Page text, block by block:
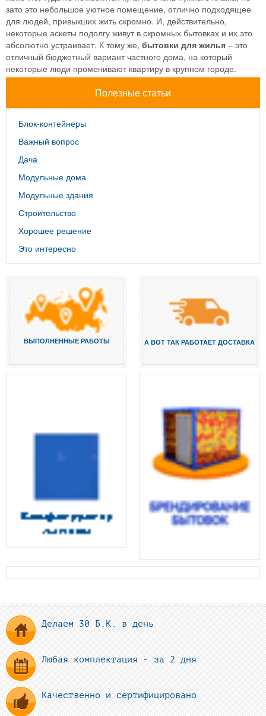
зато это небольшое уютное помещение, отлично подходящее
для людей, привыкших жить скромно. И, действительно,
некоторые аскеты подолгу живут в скромных бытовках и их это
абсолютно устраивает. К тому же, бытовки для жилья – это
отличный бюджетный вариант частного дома, на который
некоторые люди променивают квартиру в крупном городе.
Полезные статьи
Блок-контейнеры
Важный вопрос
Дача
Модульные дома
Модульные здания
Строительство
Хорошее решение
Это интересно
ВЫПОЛНЕННЫЕ РАБОТЫ А ВОТ ТАК РАБОТАЕТ ДОСТАВКА
Делаем 30 Б.К. в день
Любая комплектация - за 2 дня
Качественно и сертифицировано